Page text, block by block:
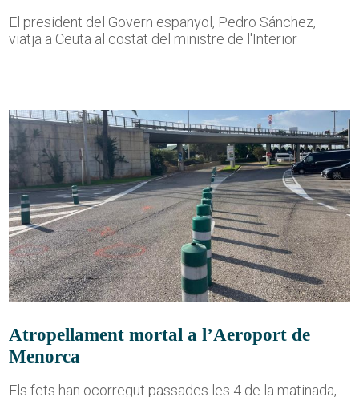
El president del Govern espanyol, Pedro Sánchez,
viatja a Ceuta al costat del ministre de l'Interior
Atropellament mortal a l’Aeroport de
Menorca
Els fets han ocorregut passades les 4 de la matinada,